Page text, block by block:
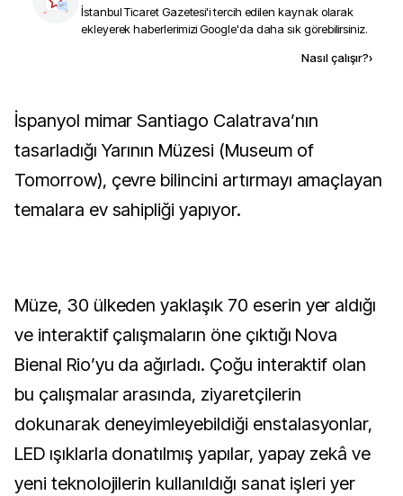
İstanbul Ticaret Gazetesi'i tercih edilen kaynak olarak
ekleyerek haberlerimizi Google'da daha sık görebilirsiniz.
Nasıl çalışır?›
İspanyol mimar Santiago Calatrava’nın
tasarladığı Yarının Müzesi (Museum of
Tomorrow), çevre bilincini artırmayı amaçlayan
temalara ev sahipliği yapıyor.
Müze, 30 ülkeden yaklaşık 70 eserin yer aldığı
ve interaktif çalışmaların öne çıktığı Nova
Bienal Rio’yu da ağırladı. Çoğu interaktif olan
bu çalışmalar arasında, ziyaretçilerin
dokunarak deneyimleyebildiği enstalasyonlar,
LED ışıklarla donatılmış yapılar, yapay zekâ ve
yeni teknolojilerin kullanıldığı sanat işleri yer